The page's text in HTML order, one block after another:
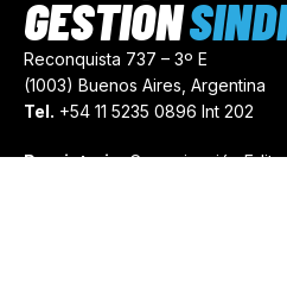
Reconquista 737 – 3º E
(1003) Buenos Aires, Argentina
Tel. +54 11 5235 0896 Int 202
Propietario:Comunicación
GESTIÓN